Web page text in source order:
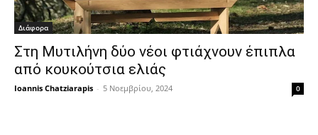
Διάφορα
Στη Μυτιλήνη δύο νέοι φτιάχνουν έπιπλα
από κουκούτσια ελιάς
Ioannis Chatziarapis - 5 Νοεμβρίου, 2024 0